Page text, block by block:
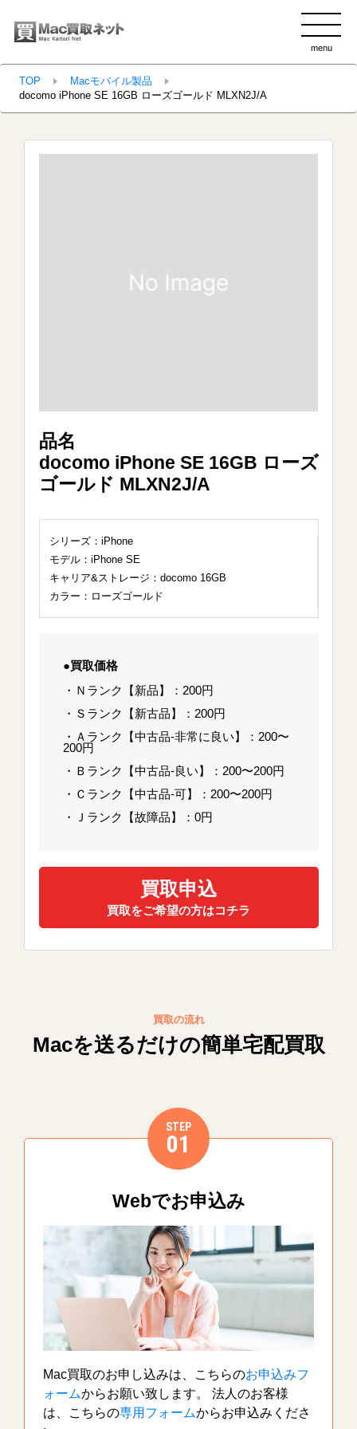
menu
TOP
Macモバイル製品
docomo iPhone SE 16GB ローズゴールド MLXN2J/A
品名
docomo iPhone SE 16GB ローズ
ゴールド MLXN2J/A
シリーズ：iPhone
モデル：iPhone SE
キャリア&ストレージ：docomo 16GB
カラー：ローズゴールド
●買取価格
・Ｎランク【新品】：200円
・Ｓランク【新古品】：200円
・Ａランク【中古品-非常に良い】：200〜
200円
・Ｂランク【中古品-良い】：200〜200円
・Ｃランク【中古品-可】：200〜200円
・Ｊランク【故障品】：0円
買取申込
買取をご希望の方はコチラ
買取の流れ
Macを送るだけの簡単宅配買取
STEP
01
Webでお申込み
Mac買取のお申し込みは、こちらのお申込みフ
ォームからお願い致します。 法人のお客様
は、こちらの専用フォームからお申込みくださ